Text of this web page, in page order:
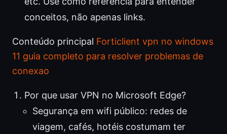
conceitos, não apenas links.
Conteúdo principal Forticlient vpn no windows
11 guia completo para resolver problemas de
conexao
Por que usar VPN no Microsoft Edge?
Segurança em wifi público: redes de
viagem, cafés, hotéis costumam ter